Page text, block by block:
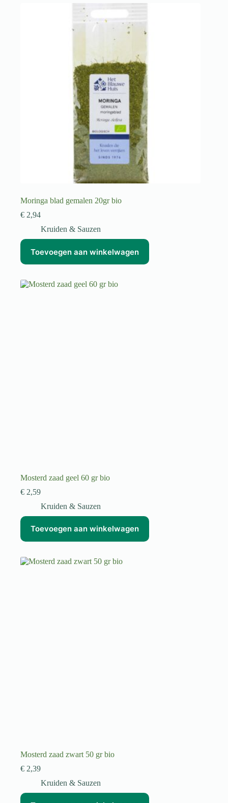
Moringa blad gemalen 20gr bio
€ 2,94
Kruiden & Sauzen
Toevoegen aan winkelwagen
Mosterd zaad geel 60 gr bio
€ 2,59
Kruiden & Sauzen
Toevoegen aan winkelwagen
Mosterd zaad zwart 50 gr bio
€ 2,39
Kruiden & Sauzen